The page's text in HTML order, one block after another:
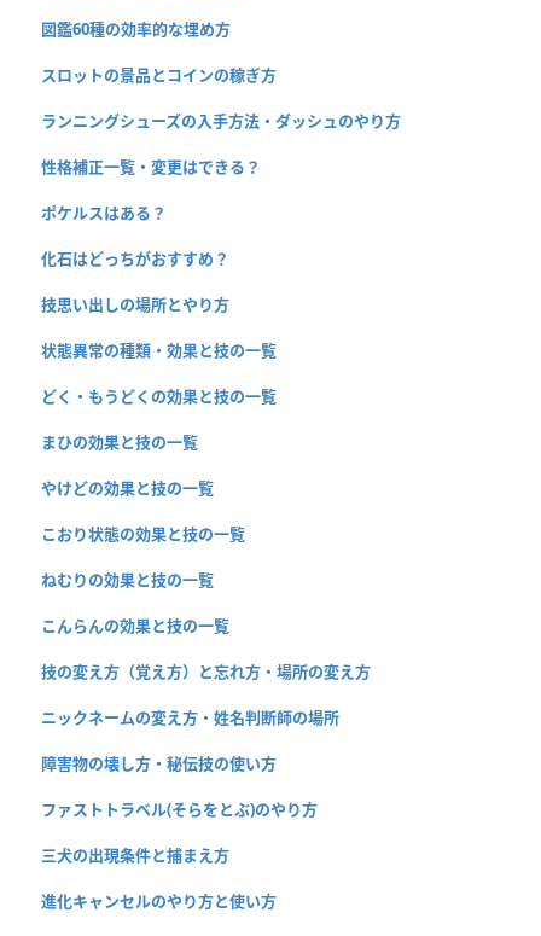
図鑑60種の効率的な埋め方
スロットの景品とコインの稼ぎ方
ランニングシューズの入手方法・ダッシュのやり方
性格補正一覧・変更はできる？
ポケルスはある？
化石はどっちがおすすめ？
技思い出しの場所とやり方
状態異常の種類・効果と技の一覧
どく・もうどくの効果と技の一覧
まひの効果と技の一覧
やけどの効果と技の一覧
こおり状態の効果と技の一覧
ねむりの効果と技の一覧
こんらんの効果と技の一覧
技の変え方（覚え方）と忘れ方・場所の変え方
ニックネームの変え方・姓名判断師の場所
障害物の壊し方・秘伝技の使い方
ファストトラベル(そらをとぶ)のやり方
三犬の出現条件と捕まえ方
進化キャンセルのやり方と使い方